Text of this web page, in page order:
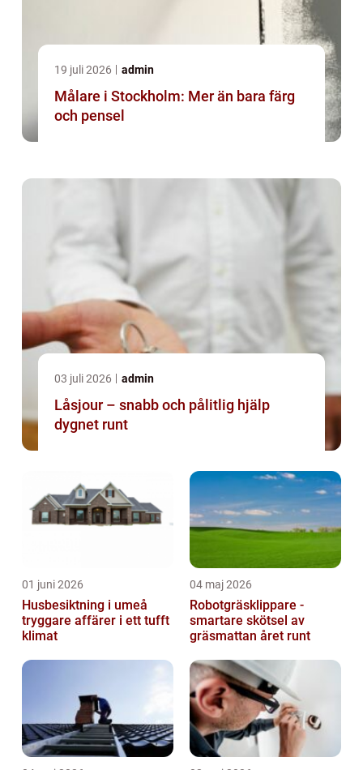
19 juli 2026 admin
Målare i Stockholm: Mer än bara färg
och pensel
03 juli 2026 admin
Låsjour – snabb och pålitlig hjälp
dygnet runt
01 juni 2026
Husbesiktning i umeå
tryggare affärer i ett tufft
klimat
04 maj 2026
Robotgräsklippare -
smartare skötsel av
gräsmattan året runt